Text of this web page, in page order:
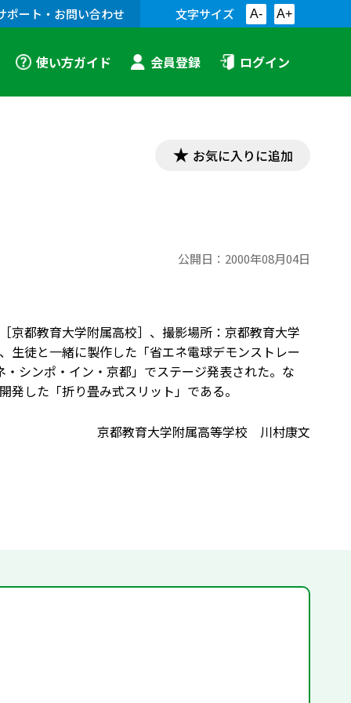
ポート・お問い合わせ 文字サイズ A- A+
使い方ガイド 会員登録 ログイン
お気に入りに追加
公開日： 2000年08月04日
京都教育大学附属高校］、撮影場所：京都教育大学
生徒と一緒に製作した「省エネ電球デモンストレー
シンポ・イン・京都」でステージ発表された。な
した「折り畳み式スリット」である。
京都教育大学附属高等学校 川村康文